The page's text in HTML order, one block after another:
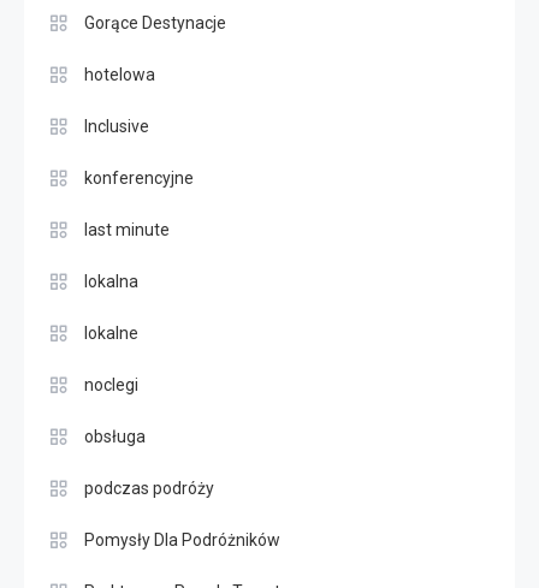
Gorące Destynacje
hotelowa
Inclusive
konferencyjne
last minute
lokalna
lokalne
noclegi
obsługa
podczas podróży
Pomysły Dla Podróżników